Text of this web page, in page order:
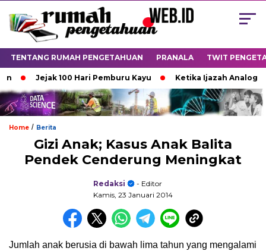
TENTANG RUMAH PENGETAHUAN PRANALA TWIT
Jejak 100 Hari Pemburu Kayu Ketika Ijazah Analog
Home / Berita
Gizi Anak; Kasus Anak Balita
Pendek Cenderung Meningkat
Redaksi
- Editor
Kamis, 23 Januari 2014
Jumlah anak berusia di bawah lima tahun yang mengalami